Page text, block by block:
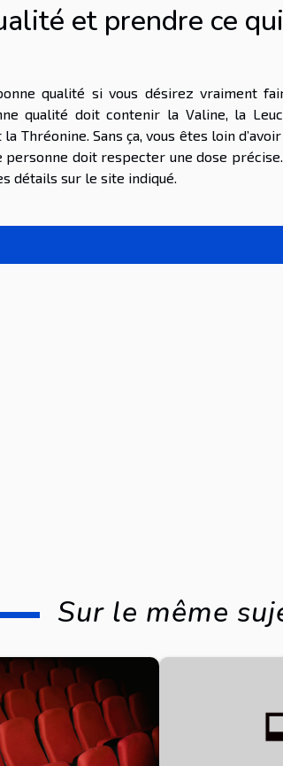
et prendre ce
qualité si vous désirez vraiment
qualité doit contenir la Valine, la
Thréonine. Sans ça, vous êtes loin
doit respecter une dose
détails sur le site indiqué.
Sur le même